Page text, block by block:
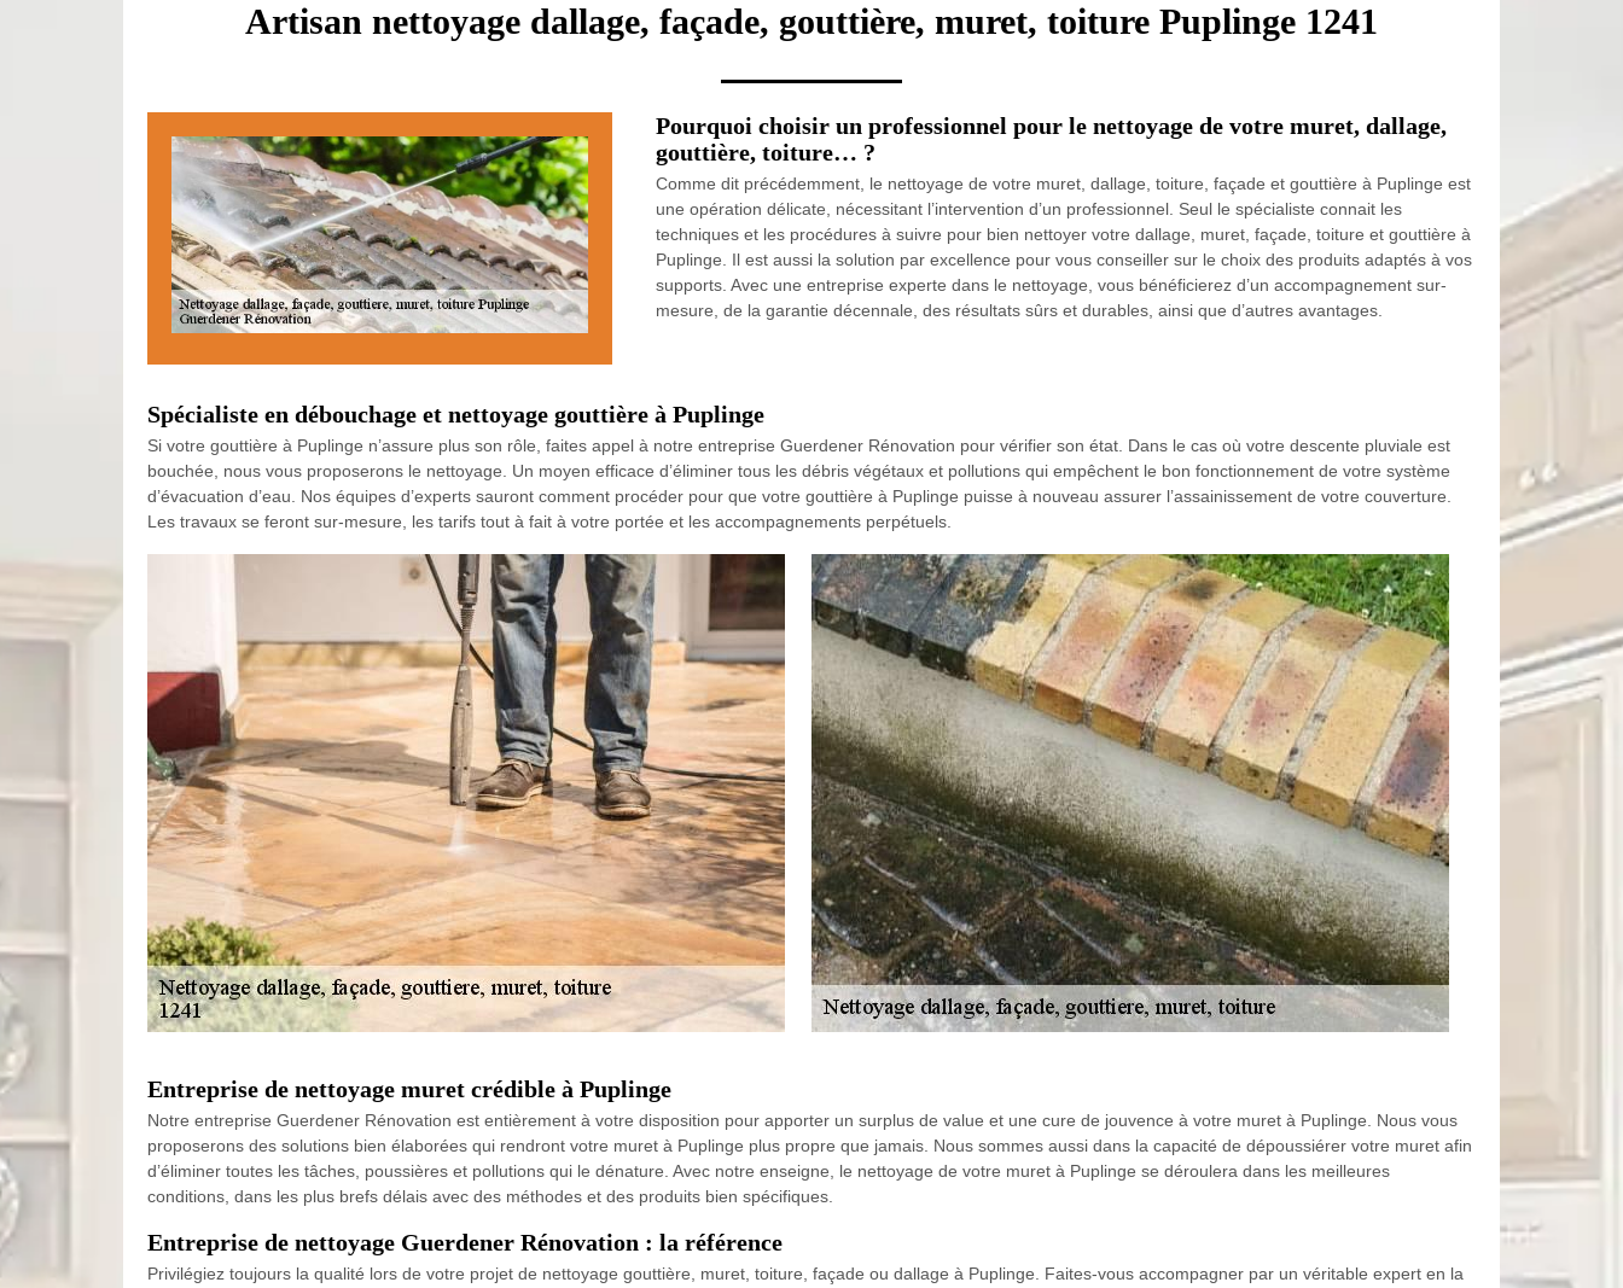
Artisan nettoyage dallage, façade, gouttière, muret, toiture Puplinge 1241
Pourquoi choisir un professionnel pour le nettoyage de votre muret, dallage,
gouttière, toiture… ?
Comme dit précédemment, le nettoyage de votre muret, dallage, toiture, façade et gouttière à Puplinge est
une opération délicate, nécessitant l’intervention d’un professionnel. Seul le spécialiste connait les
techniques et les procédures à suivre pour bien nettoyer votre dallage, muret, façade, toiture et gouttière à
Puplinge. Il est aussi la solution par excellence pour vous conseiller sur le choix des produits adaptés à vos
supports. Avec une entreprise experte dans le nettoyage, vous bénéficierez d’un accompagnement sur-
mesure, de la garantie décennale, des résultats sûrs et durables, ainsi que d’autres avantages.
Spécialiste en débouchage et nettoyage gouttière à Puplinge
Si votre gouttière à Puplinge n’assure plus son rôle, faites appel à notre entreprise Guerdener Rénovation pour vérifier son état. Dans le cas où votre descente pluviale est
bouchée, nous vous proposerons le nettoyage. Un moyen efficace d’éliminer tous les débris végétaux et pollutions qui empêchent le bon fonctionnement de votre système
d’évacuation d’eau. Nos équipes d’experts sauront comment procéder pour que votre gouttière à Puplinge puisse à nouveau assurer l’assainissement de votre couverture.
Les travaux se feront sur-mesure, les tarifs tout à fait à votre portée et les accompagnements perpétuels.
Entreprise de nettoyage muret crédible à Puplinge
Notre entreprise Guerdener Rénovation est entièrement à votre disposition pour apporter un surplus de value et une cure de jouvence à votre muret à Puplinge. Nous vous
proposerons des solutions bien élaborées qui rendront votre muret à Puplinge plus propre que jamais. Nous sommes aussi dans la capacité de dépoussiérer votre muret afin
d’éliminer toutes les tâches, poussières et pollutions qui le dénature. Avec notre enseigne, le nettoyage de votre muret à Puplinge se déroulera dans les meilleures
conditions, dans les plus brefs délais avec des méthodes et des produits bien spécifiques.
Entreprise de nettoyage Guerdener Rénovation : la référence
Privilégiez toujours la qualité lors de votre projet de nettoyage gouttière, muret, toiture, façade ou dallage à Puplinge. Faites-vous accompagner par un véritable expert en la